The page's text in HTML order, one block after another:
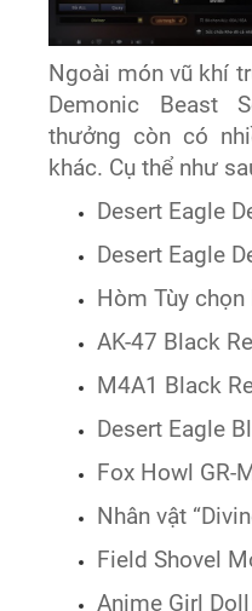
Ngoài món vũ khí
Demonic Beast
thưởng còn có
khác. Cụ thể như
Desert Eagle
Desert Eagle
Hòm Tùy
AK-47 Black
M4A1 Black
Desert Eagle
Fox Howl GR-
Nhân vật
Field Shovel
Anime Girl Doll